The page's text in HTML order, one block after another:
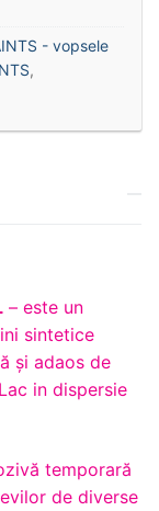
- vopsele
,
– este un
sintetice
și adaos de
in dispersie
temporară
de diverse